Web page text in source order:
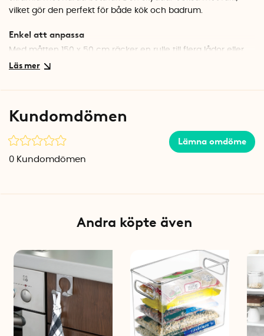
vilket gör den perfekt för både kök och badrum.
Enkel att anpassa
Med måtten 150 x 50 cm räcker en rulle till flera lådor eller
hyllor. Materialet är mjukt och följsamt, vilket gör det lätt att
Specifikationer
Mått: 150 x 50 cm
Färg: Klar/transparent
Kundomdömen
Lämna omdöme
0 Kundomdömen
Andra köpte även